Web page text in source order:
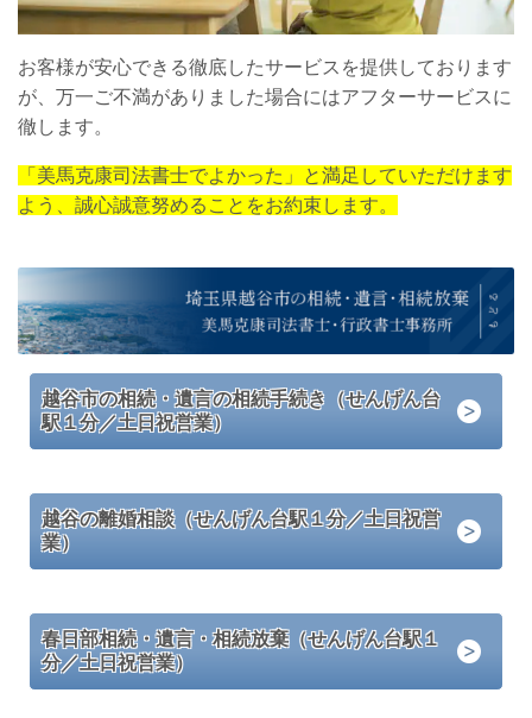
お客様が安心できる徹底したサービスを提供しております
が、万一ご不満がありました場合にはアフターサービスに
徹します。
「美馬克康司法書士でよかった」と満足していただけます
よう、誠心誠意努めることをお約束します。
越谷市の相続・遺言の相続手続き（せんげん台
駅１分／土日祝営業）
越谷の離婚相談（せんげん台駅１分／土日祝営
業）
春日部相続・遺言・相続放棄（せんげん台駅１
分／土日祝営業）